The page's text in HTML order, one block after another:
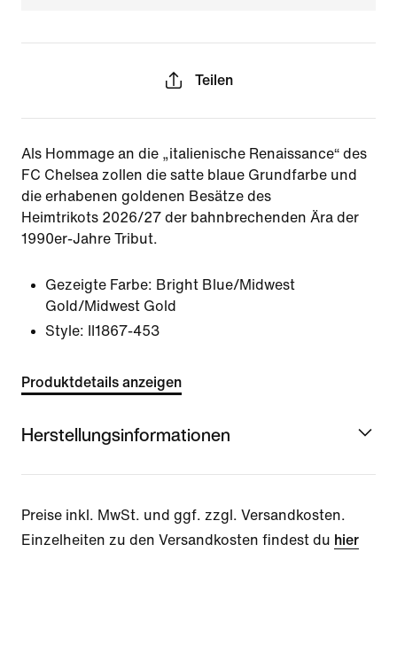
Teilen
Als Hommage an die „italienische Renaissance“ des
FC Chelsea zollen die satte blaue Grundfarbe und
die erhabenen goldenen Besätze des
Heimtrikots 2026/27 der bahnbrechenden Ära der
1990er-Jahre Tribut.
Gezeigte Farbe: Bright Blue/Midwest
Gold/Midwest Gold
Style:
II1867-453
Produktdetails anzeigen
Herstellungsinformationen
Preise inkl. MwSt. und ggf. zzgl. Versandkosten.
Einzelheiten zu den Versandkosten findest du hier